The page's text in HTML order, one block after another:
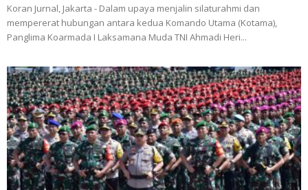
Koran Jurnal, Jakarta - Dalam upaya menjalin silaturahmi dan
mempererat hubungan antara kedua Komando Utama (Kotama),
Panglima Koarmada I Laksamana Muda TNI Ahmadi Heri...